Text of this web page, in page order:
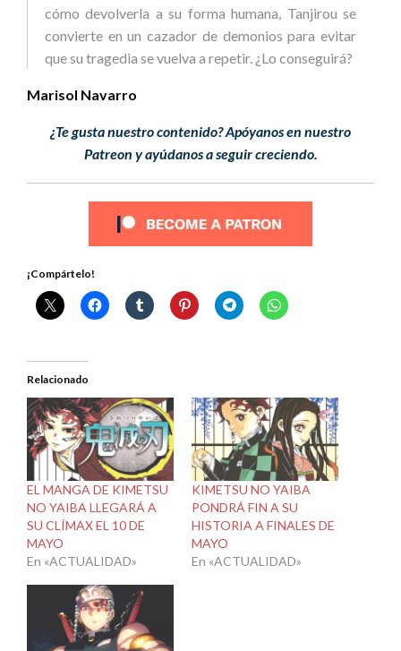
cómo devolverla a su forma humana, Tanjirou se
convierte en un cazador de demonios para evitar
que su tragedia se vuelva a repetir. ¿Lo conseguirá?
Marisol Navarro
¿Te gusta nuestro contenido? Apóyanos en nuestro
Patreon y ayúdanos a seguir creciendo.
¡Compártelo!
Relacionado
EL MANGA DE KIMETSU
NO YAIBA LLEGARÁ A
SU CLÍMAX EL 10 DE
MAYO
En «ACTUALIDAD»
KIMETSU NO YAIBA
PONDRÁ FIN A SU
HISTORIA A FINALES DE
MAYO
En «ACTUALIDAD»